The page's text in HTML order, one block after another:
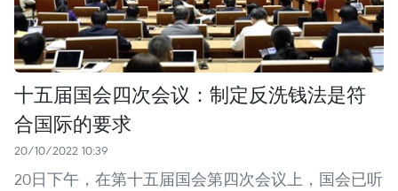
十五届国会四次会议：制定反洗钱法是符
合国际的要求
20/10/2022 10:39
20日下午，在第十五届国会第四次会议上，国会已听